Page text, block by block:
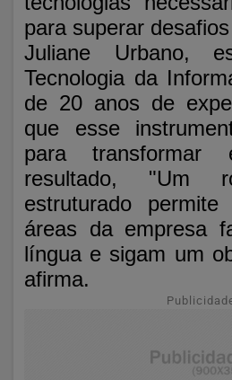
para superar
Juliane Urbano,
Tecnologia da
de 20 anos de
que esse
para transformar
resultado, "Um
estruturado
áreas da empresa
língua e sigam um
afirma.